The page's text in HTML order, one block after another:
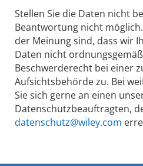
Stellen Sie die Daten nicht
Beantwortung nicht
der Meinung sind, dass wir
Daten nicht
Beschwerderecht bei einer
Aufsichtsbehörde zu. Bei
Sie sich gerne an einen
Datenschutzbeauftragten,
datenschutz@wiley.com